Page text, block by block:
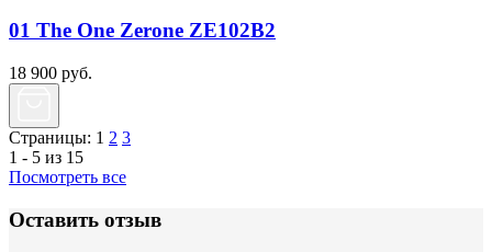
01 The One Zerone ZE102B2
18 900 руб.
Страницы: 1 2 3
1 - 5 из 15
Посмотреть все
Оставить отзыв